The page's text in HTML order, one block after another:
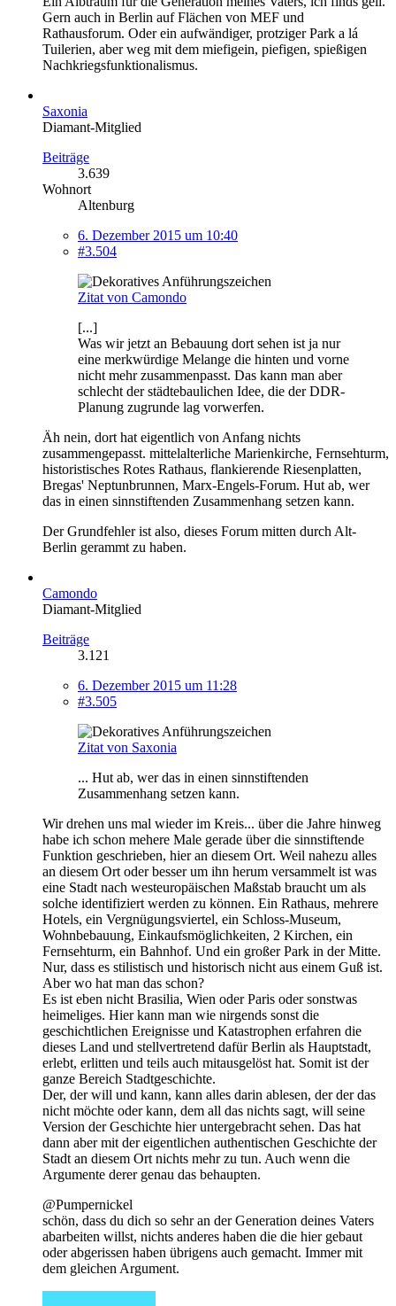
Gern auch in Berlin auf Flächen von MEF und
Rathausforum. Oder ein aufwändiger, protziger Park a lá
Tuilerien, aber weg mit dem miefigein, piefigen, spießigen
Nachkriegsfunktionalismus.
Saxonia
Diamant-Mitglied
Beiträge
3.639
Wohnort
Altenburg
6. Dezember 2015 um 10:40
#3.504
Zitat von Camondo
[...]
Was wir jetzt an Bebauung dort sehen ist ja nur
eine merkwürdige Melange die hinten und vorne
nicht mehr zusammenpasst. Das kann man aber
schlecht der städtebaulichen Idee, die der DDR-
Planung zugrunde lag vorwerfen.
Äh nein, dort hat eigentlich von Anfang nichts
zusammengepasst. mittelalterliche Marienkirche, Fernsehturm,
historistisches Rotes Rathaus, flankierende Riesenplatten,
Bregas' Neptunbrunnen, Marx-Engels-Forum. Hut ab, wer
das in einen sinnstiftenden Zusammenhang setzen kann.
Der Grundfehler ist also, dieses Forum mitten durch Alt-
Berlin gerammt zu haben.
Camondo
Diamant-Mitglied
Beiträge
3.121
6. Dezember 2015 um 11:28
#3.505
Zitat von Saxonia
... Hut ab, wer das in einen sinnstiftenden
Zusammenhang setzen kann.
Wir drehen uns mal wieder im Kreis... über die Jahre hinweg
habe ich schon mehere Male gerade über die sinnstiftende
Funktion geschrieben, hier an diesem Ort. Weil nahezu alles
an diesem Ort oder besser um ihn herum versammelt ist was
eine Stadt nach westeuropäischen Maßstab braucht um als
solche identifiziert werden zu können. Ein Rathaus, mehrere
Hotels, ein Vergnügungsviertel, ein Schloss-Museum,
Wohnbebauung, Einkaufsmöglichkeiten, 2 Kirchen, ein
Fernsehturm, ein Bahnhof. Und ein großer Park in der Mitte.
Nur, dass es stilistisch und historisch nicht aus einem Guß ist.
Aber wo hat man das schon?
Es ist eben nicht Brasilia, Wien oder Paris oder sonstwas
heimeliges. Hier kann man wie nirgends sonst die
geschichtlichen Ereignisse und Katastrophen erfahren die
dieses Land und stellvertretend dafür Berlin als Hauptstadt,
erlebt, erlitten und teils auch mitausgelöst hat. Somit ist der
ganze Bereich Stadtgeschichte.
Der, der will und kann, kann alles darin ablesen, der der das
nicht möchte oder kann, dem all das nichts sagt, will seine
Version der Geschichte hier untergebracht sehen. Das hat
dann aber mit der eigentlichen authentischen Geschichte der
Stadt an diesem Ort nichts mehr zu tun. Auch wenn die
Argumente derer genau das behaupten.
@Pumpernickel
schön, dass du dich so sehr an der Generation deines Vaters
abarbeiten willst, nichts anderes haben die die hier gebaut
oder abgerissen haben übrigens auch gemacht. Immer mit
dem gleichen Argument.